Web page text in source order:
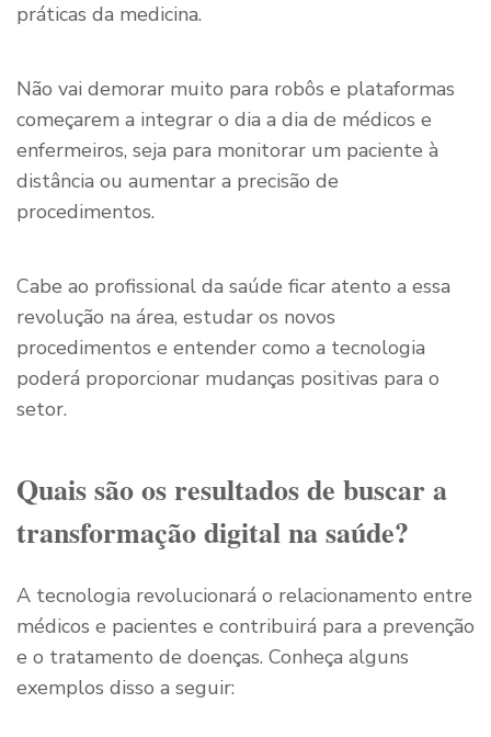
práticas da medicina.
Não vai demorar muito para robôs e plataformas
começarem a integrar o dia a dia de médicos e
enfermeiros, seja para monitorar um paciente à
distância ou aumentar a precisão de
procedimentos.
Cabe ao profissional da saúde ficar atento a essa
revolução na área, estudar os novos
procedimentos e entender como a tecnologia
poderá proporcionar mudanças positivas para o
setor.
Quais são os resultados de buscar a
transformação digital na saúde?
A tecnologia revolucionará o relacionamento entre
médicos e pacientes e contribuirá para a prevenção
e o tratamento de doenças. Conheça alguns
exemplos disso a seguir: